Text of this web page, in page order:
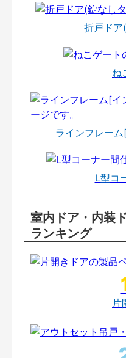
折戸ドア
ね
ラインフレー
L型コ
室内ドア・内装
ランキング
片